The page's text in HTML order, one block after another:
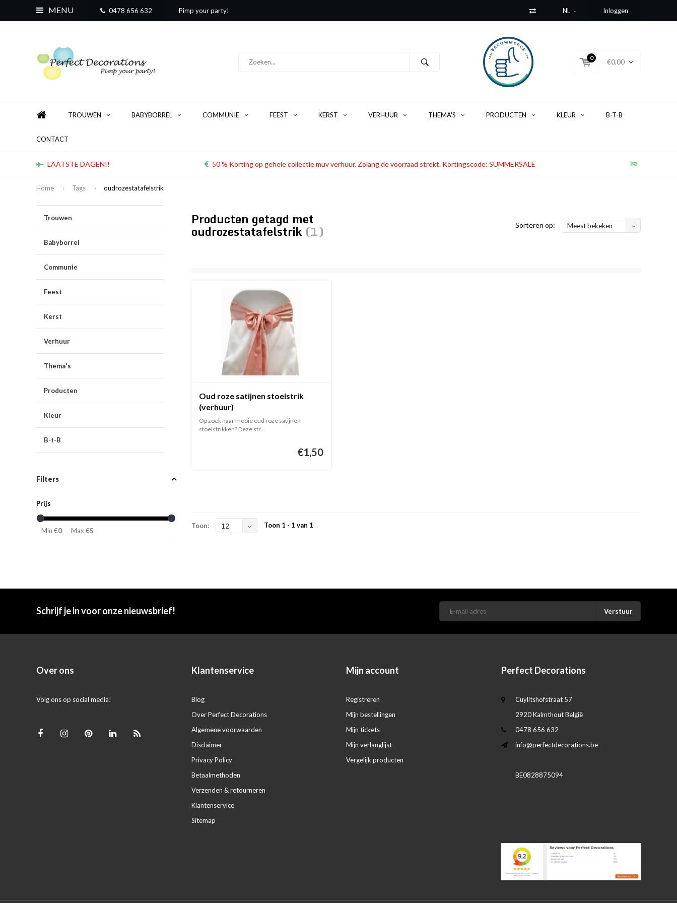
MENU 0478 656 632 Pimp your party! NL Inloggen
0
€0,00
TROUWEN BABYBORREL COMMUNIE FEEST KERST VERHUUR THEMA'S PRODUCTEN KLEUR B-T-B
CONTACT
LAATSTE DAGEN!! 50 % Korting op gehele collectie muv verhuur. Zolang de voorraad strekt. Kortingscode: SUMMERSALE
Home Tags oudrozestatafelstrik
Trouwen
Babyborrel
Communie
Feest
Kerst
Verhuur
Thema's
Producten
Kleur
B-t-B
Filters
Prijs
Min €0 Max €5
Producten getagd met
oudrozestatafelstrik (1) Sorteren op: Meest bekeken
Oud roze satijnen stoelstrik
(verhuur)
Op zoek naar mooie oud roze satijnen
stoelstrikken? Deze str...
€1,50
Toon: 12 Toon 1 - 1 van 1
Schrijf je in voor onze nieuwsbrief! Verstuur
Over ons
Volg ons op social media!
Klantenservice
Blog
Over Perfect Decorations
Algemene voorwaarden
Disclaimer
Privacy Policy
Betaalmethoden
Verzenden & retourneren
Klantenservice
Sitemap
Mijn account
Registreren
Mijn bestellingen
Mijn tickets
Mijn verlanglijst
Vergelijk producten
Perfect Decorations
Cuylitshofstraat 57
2920 Kalmthout België
0478 656 632
info@perfectdecorations.be
BE0828875094